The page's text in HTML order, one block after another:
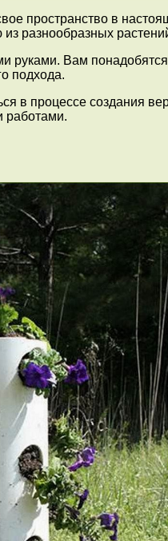
пространство в
руками. Вам
подхода.
в процессе создания
работами.